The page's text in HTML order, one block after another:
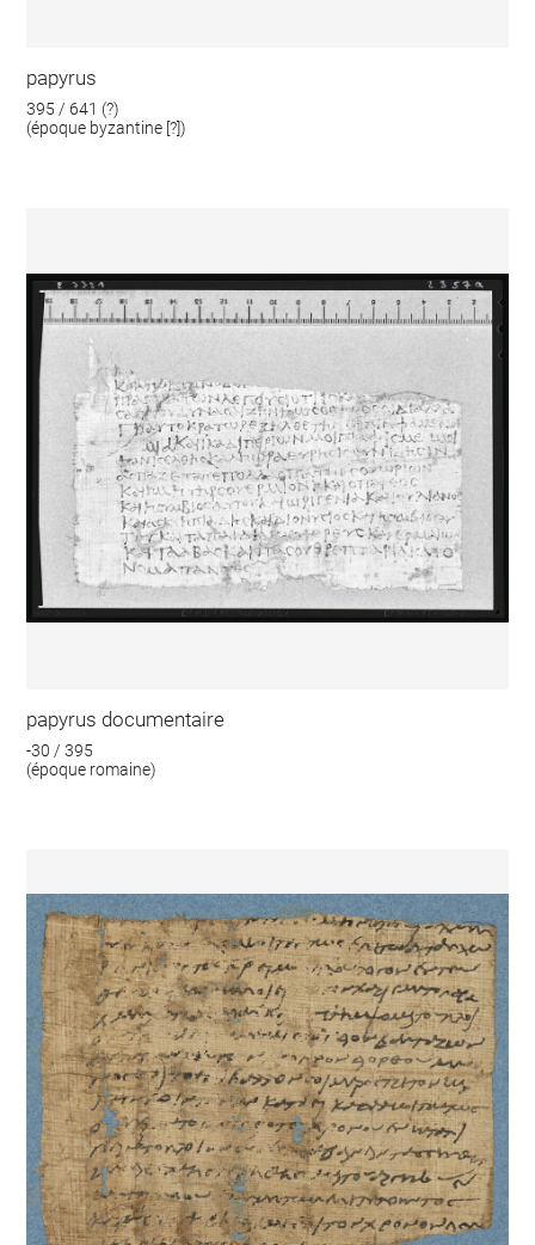
papyrus
395 / 641 (?)
(époque byzantine [?])
papyrus documentaire
-30 / 395
(époque romaine)